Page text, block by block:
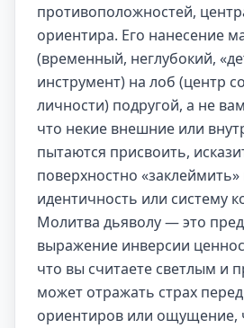
противоположностей,
ориентира. Его нанесение
(временный, неглубокий,
инструмент) на лоб (центр
личности) подругой, а не
что некие внешние или
пытаются присвоить,
поверхностно
идентичность или систему
Молитва дьяволу — это
выражение инверсии
что вы считаете светлым и
может отражать страх
ориентиров или ощущение,